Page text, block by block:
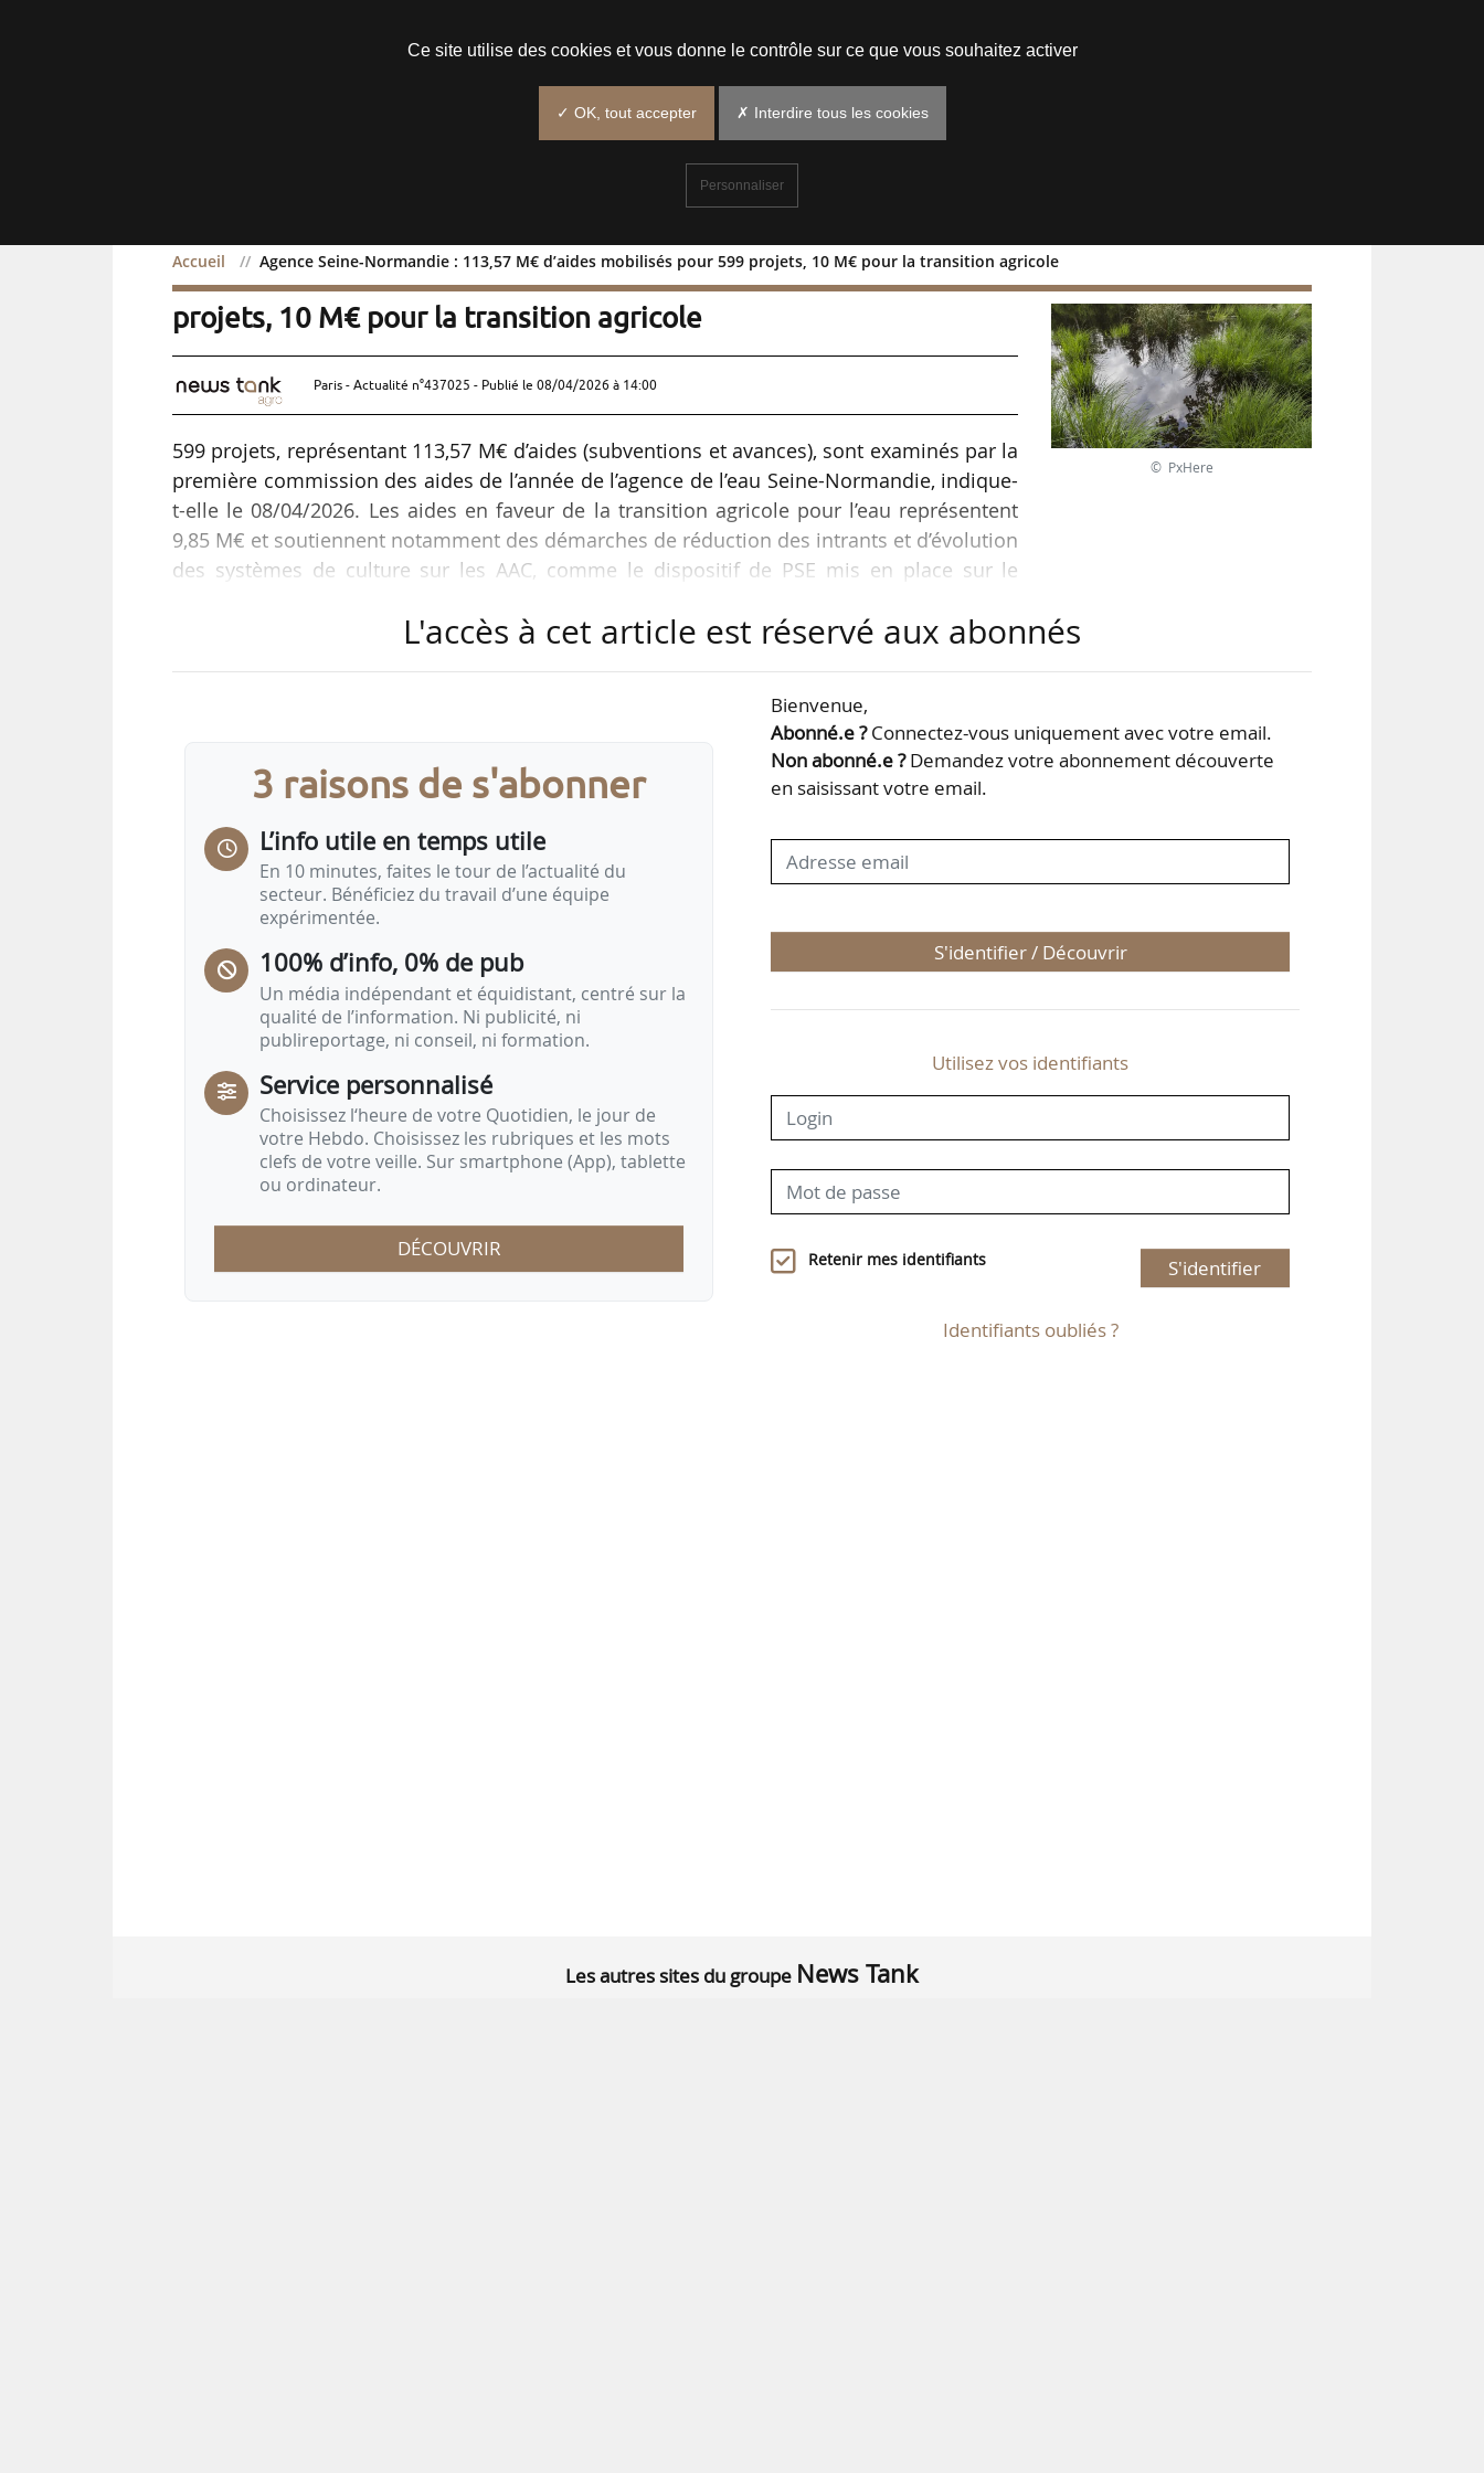
Accueil Agence Seine-Normandie : 113,57 M€ d’aides mobilisés pour 599 projets, 10 M€ pour la transition agricole
Agence Seine-Normandie : 113,57 M€ d’aides mobilisés pour 599
projets, 10 M€ pour la transition agricole
Paris - Actualité n°437025 - Publié le 08/04/2026 à 14:00
599 projets, représentant 113,57 M€ d’aides (subventions et avances), sont examinés par la
première commission des aides de l’année de l’agence de l’eau Seine-Normandie, indique-
t-elle le 08/04/2026. Les aides en faveur de la transition agricole pour l’eau représentent
9,85 M€ et soutiennent notamment des démarches de réduction des intrants et d’évolution
des systèmes de culture sur les AAC, comme le dispositif de PSE mis en place sur le
de la morphologie des cours d’eau, l’amélioration de la continuité écologique ou encore la
© PxHere
L'accès à cet article est réservé aux abonnés
3 raisons de s'abonner
L’info utile en temps utile
En 10 minutes, faites le tour de l’actualité du
secteur. Bénéficiez du travail d’une équipe
expérimentée.
100% d’info, 0% de pub
Un média indépendant et équidistant, centré sur la
qualité de l’information. Ni publicité, ni
publireportage, ni conseil, ni formation.
Service personnalisé
Choisissez l‘heure de votre Quotidien, le jour de
votre Hebdo. Choisissez les rubriques et les mots
clefs de votre veille. Sur smartphone (App), tablette
ou ordinateur.
DÉCOUVRIR
Bienvenue,
Abonné.e ?Connectez-vous uniquement avec votre email.
Non abonné.e ?Demandez votre abonnement découverte
en saisissant votre email.
S'identifier / Découvrir
Utilisez vos identifiants
Retenir mes identifiants S'identifier
Identifiants oubliés ?
Les autres sites du groupe News Tank
Ce site utilise des cookies et vous donne le contrôle sur ce que vous souhaitez activer
✓ OK, tout accepter ✗ Interdire tous les cookies
Personnaliser